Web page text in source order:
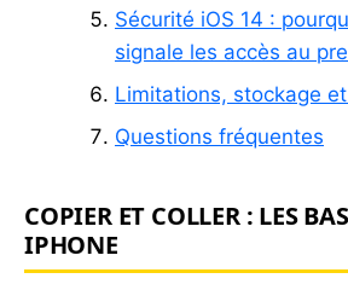
Sécurité iOS 14 :
signale les accès au
Limitations, stockage
Questions fréquentes
COPIER ET COLLER : LES
IPHONE